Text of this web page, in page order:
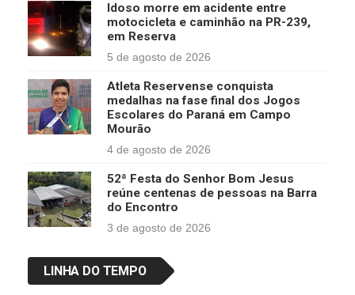
Idoso morre em acidente entre
motocicleta e caminhão na PR-239,
em Reserva
5 de agosto de 2026
Atleta Reservense conquista
medalhas na fase final dos Jogos
Escolares do Paraná em Campo
Mourão
4 de agosto de 2026
52ª Festa do Senhor Bom Jesus
reúne centenas de pessoas na Barra
do Encontro
3 de agosto de 2026
LINHA DO TEMPO